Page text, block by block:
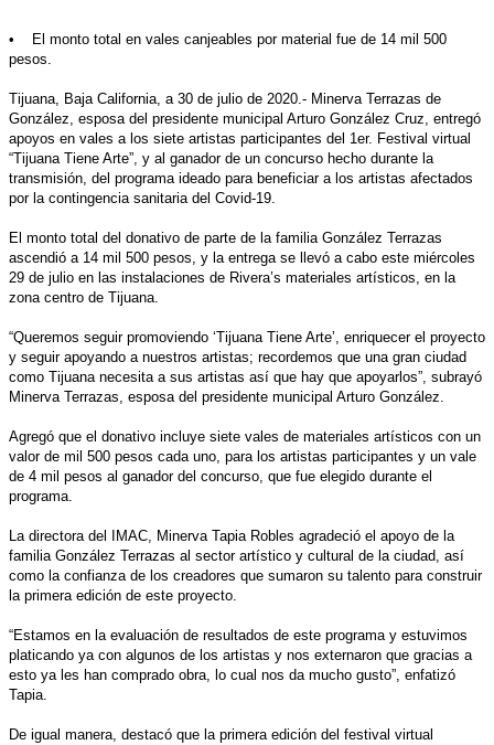
• El monto total en vales canjeables por material fue de 14 mil 500
pesos.
Tijuana, Baja California, a 30 de julio de 2020.- Minerva Terrazas de
González, esposa del presidente municipal Arturo González Cruz, entregó
apoyos en vales a los siete artistas participantes del 1er. Festival virtual
“Tijuana Tiene Arte”, y al ganador de un concurso hecho durante la
transmisión, del programa ideado para beneficiar a los artistas afectados
por la contingencia sanitaria del Covid-19.
El monto total del donativo de parte de la familia González Terrazas
ascendió a 14 mil 500 pesos, y la entrega se llevó a cabo este miércoles
29 de julio en las instalaciones de Rivera’s materiales artísticos, en la
zona centro de Tijuana.
“Queremos seguir promoviendo ‘Tijuana Tiene Arte’, enriquecer el proyecto
y seguir apoyando a nuestros artistas; recordemos que una gran ciudad
como Tijuana necesita a sus artistas así que hay que apoyarlos”, subrayó
Minerva Terrazas, esposa del presidente municipal Arturo González.
Agregó que el donativo incluye siete vales de materiales artísticos con un
valor de mil 500 pesos cada uno, para los artistas participantes y un vale
de 4 mil pesos al ganador del concurso, que fue elegido durante el
programa.
La directora del IMAC, Minerva Tapia Robles agradeció el apoyo de la
familia González Terrazas al sector artístico y cultural de la ciudad, así
como la confianza de los creadores que sumaron su talento para construir
la primera edición de este proyecto.
“Estamos en la evaluación de resultados de este programa y estuvimos
platicando ya con algunos de los artistas y nos externaron que gracias a
esto ya les han comprado obra, lo cual nos da mucho gusto”, enfatizó
Tapia.
De igual manera, destacó que la primera edición del festival virtual